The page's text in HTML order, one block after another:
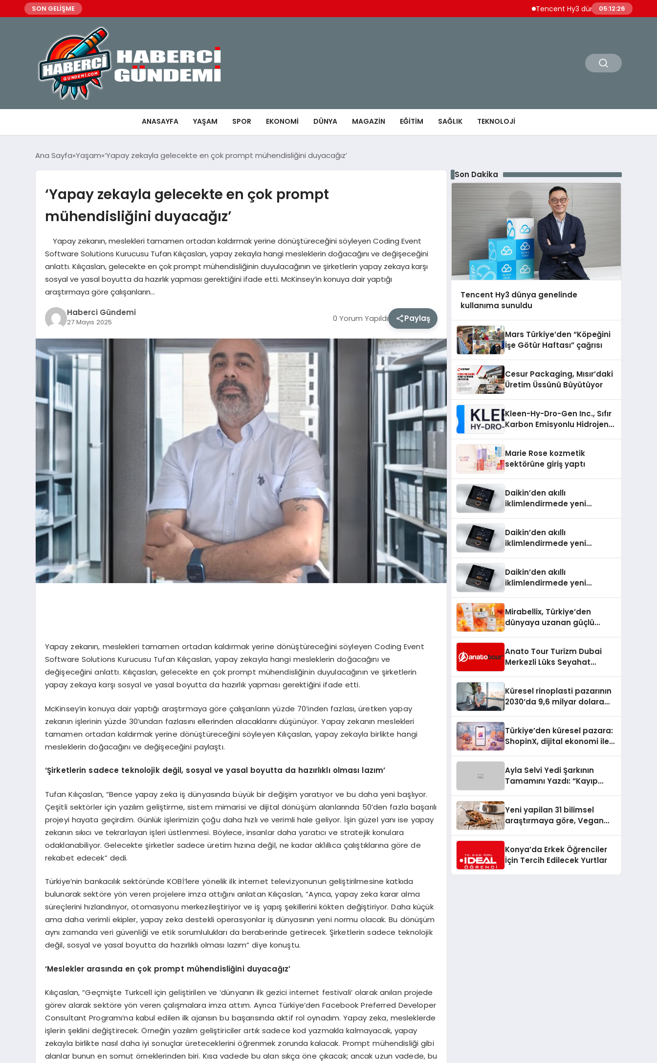
SON GELİŞME Tencent Hy3 dünya genelinde kullanıma
05:12:27
ANASAYFA YAŞAM SPOR EKONOMI DÜNYA MAGAZIN EĞITIM SAĞLIK TEKNOLOJI
Ana Sayfa Yaşam ‘Yapay zekayla gelecekte en çok prompt mühendisliğini duyacağız’
‘Yapay zekayla gelecekte en çok prompt
mühendisliğini duyacağız’
Yapay zekanın, meslekleri tamamen ortadan kaldırmak yerine dönüştüreceğini söyleyen Coding Event
Software Solutions Kurucusu Tufan Kılıçaslan, yapay zekayla hangi mesleklerin doğacağını ve değişeceğini
anlattı. Kılıçaslan, gelecekte en çok prompt mühendisliğinin duyulacağının ve şirketlerin yapay zekaya karşı
sosyal ve yasal boyutta da hazırlık yapması gerektiğini ifade etti. McKinsey’in konuya dair yaptığı
araştırmaya göre çalışanların…
Haberci Gündemi
27 Mayıs 2025 0 Yorum Yapıldı Paylaş
Yapay zekanın, meslekleri tamamen ortadan kaldırmak yerine dönüştüreceğini söyleyen Coding Event
Software Solutions Kurucusu Tufan Kılıçaslan, yapay zekayla hangi mesleklerin doğacağını ve
değişeceğini anlattı. Kılıçaslan, gelecekte en çok prompt mühendisliğinin duyulacağının ve şirketlerin
yapay zekaya karşı sosyal ve yasal boyutta da hazırlık yapması gerektiğini ifade etti.
McKinsey’in konuya dair yaptığı araştırmaya göre çalışanların yüzde 70’inden fazlası, üretken yapay
zekanın işlerinin yüzde 30’undan fazlasını ellerinden alacaklarını düşünüyor. Yapay zekanın meslekleri
tamamen ortadan kaldırmak yerine dönüştüreceğini söyleyen Kılıçaslan, yapay zekayla birlikte hangi
mesleklerin doğacağını ve değişeceğini paylaştı.
‘Şirketlerin sadece teknolojikdeğil, sosyal ve yasal boyutta da hazırlıklı olması lazım’
Tufan Kılıçaslan, “Bence yapay zeka iş dünyasında büyük bir değişim yaratıyor ve bu daha yeni başlıyor.
Çeşitli sektörler için yazılım geliştirme, sistem mimarisi ve dijital dönüşüm alanlarında 50’den fazla başarılı
projeyi hayata geçirdim. Günlük işlerimizin çoğu daha hızlı ve verimli hale geliyor. İşin güzel yanı ise yapay
zekanın sıkıcı ve tekrarlayan işleri üstlenmesi. Böylece, insanlar daha yaratıcı ve stratejik konulara
odaklanabiliyor. Gelecekte şirketler sadece üretim hızına değil, ne kadar ak1ıllıca çalıştıklarına göre de
rekabet edecek” dedi.
Türkiye’nin bankacılık sektöründe KOBİ’lere yönelik ilk internet televizyonunun geliştirilmesine katkıda
bulunarak sektöre yön veren projelere imza attığını anlatan Kılıçaslan, “Ayrıca, yapay zeka karar alma
süreçlerini hızlandırıyor, otomasyonu merkezileştiriyor ve iş yapış şekillerini kökten değiştiriyor. Daha küçük
ama daha verimli ekipler, yapay zeka destekli operasyonlar iş dünyasının yeni normu olacak. Bu dönüşüm
aynı zamanda veri güvenliği ve etik sorumlulukları da beraberinde getirecek. Şirketlerin sadece teknolojik
değil, sosyal ve yasal boyutta da hazırlıklı olması lazım” diye konuştu.
‘Meslekler arasında en çokprompt mühendisliğini duyacağız’
Kılıçaslan, “Geçmişte Turkcell için geliştirilen ve ‘dünyanın ilk gezici internet festivali’ olarak anılan projede
görev alarak sektöre yön veren çalışmalara imza attım. Ayrıca Türkiye’den Facebook Preferred Developer
Consultant Programı’na kabul edilen ilk ajansın bu başarısında aktif rol oynadım. Yapay zeka, mesleklerde
işlerin şeklini değiştirecek. Örneğin yazılım geliştiriciler artık sadece kod yazmakla kalmayacak, yapay
zekayla birlikte nasıl daha iyi sonuçlar üreteceklerini öğrenmek zorunda kalacak. Prompt mühendisliği gibi
alanlar bunun en somut örneklerinden biri. Kısa vadede bu alan sıkça öne çıkacak; ancak uzun vadede, bu
Son Dakika
Tencent Hy3 dünya genelinde
kullanıma sunuldu
Mars Türkiye’den “Köpeğini
İşe Götür Haftası” çağrısı
Cesur Packaging, Mısır’daki
Üretim Üssünü Büyütüyor
Kleen-Hy-Dro-Gen Inc., Sıfır
Karbon Emisyonlu Hidrojen
Aldı
Marie Rose kozmetik
sektörüne giriş yaptı
Daikin’den akıllı
iklimlendirmede yeni
Daikin’den akıllı
iklimlendirmede yeni
Daikin’den akıllı
iklimlendirmede yeni
Mirabellix, Türkiye’den
dünyaya uzanan güçlü
Anato Tour Turizm Dubai
Merkezli Lüks Seyahat
Küresel rinoplasti pazarının
2030’da 9,6 milyar dolara
Türkiye’den küresel pazara:
ShopinX, dijital ekonomi ile
Ayla Selvi Yedi Şarkının
Tamamını Yazdı: “Kayıp
Yeni yapilan 31 bilimsel
araştırmaya göre, Vegan
Sindirildiğini Ortaya Koydu
Konya’da Erkek Öğrenciler
İçin Tercih Edilecek Yurtlar